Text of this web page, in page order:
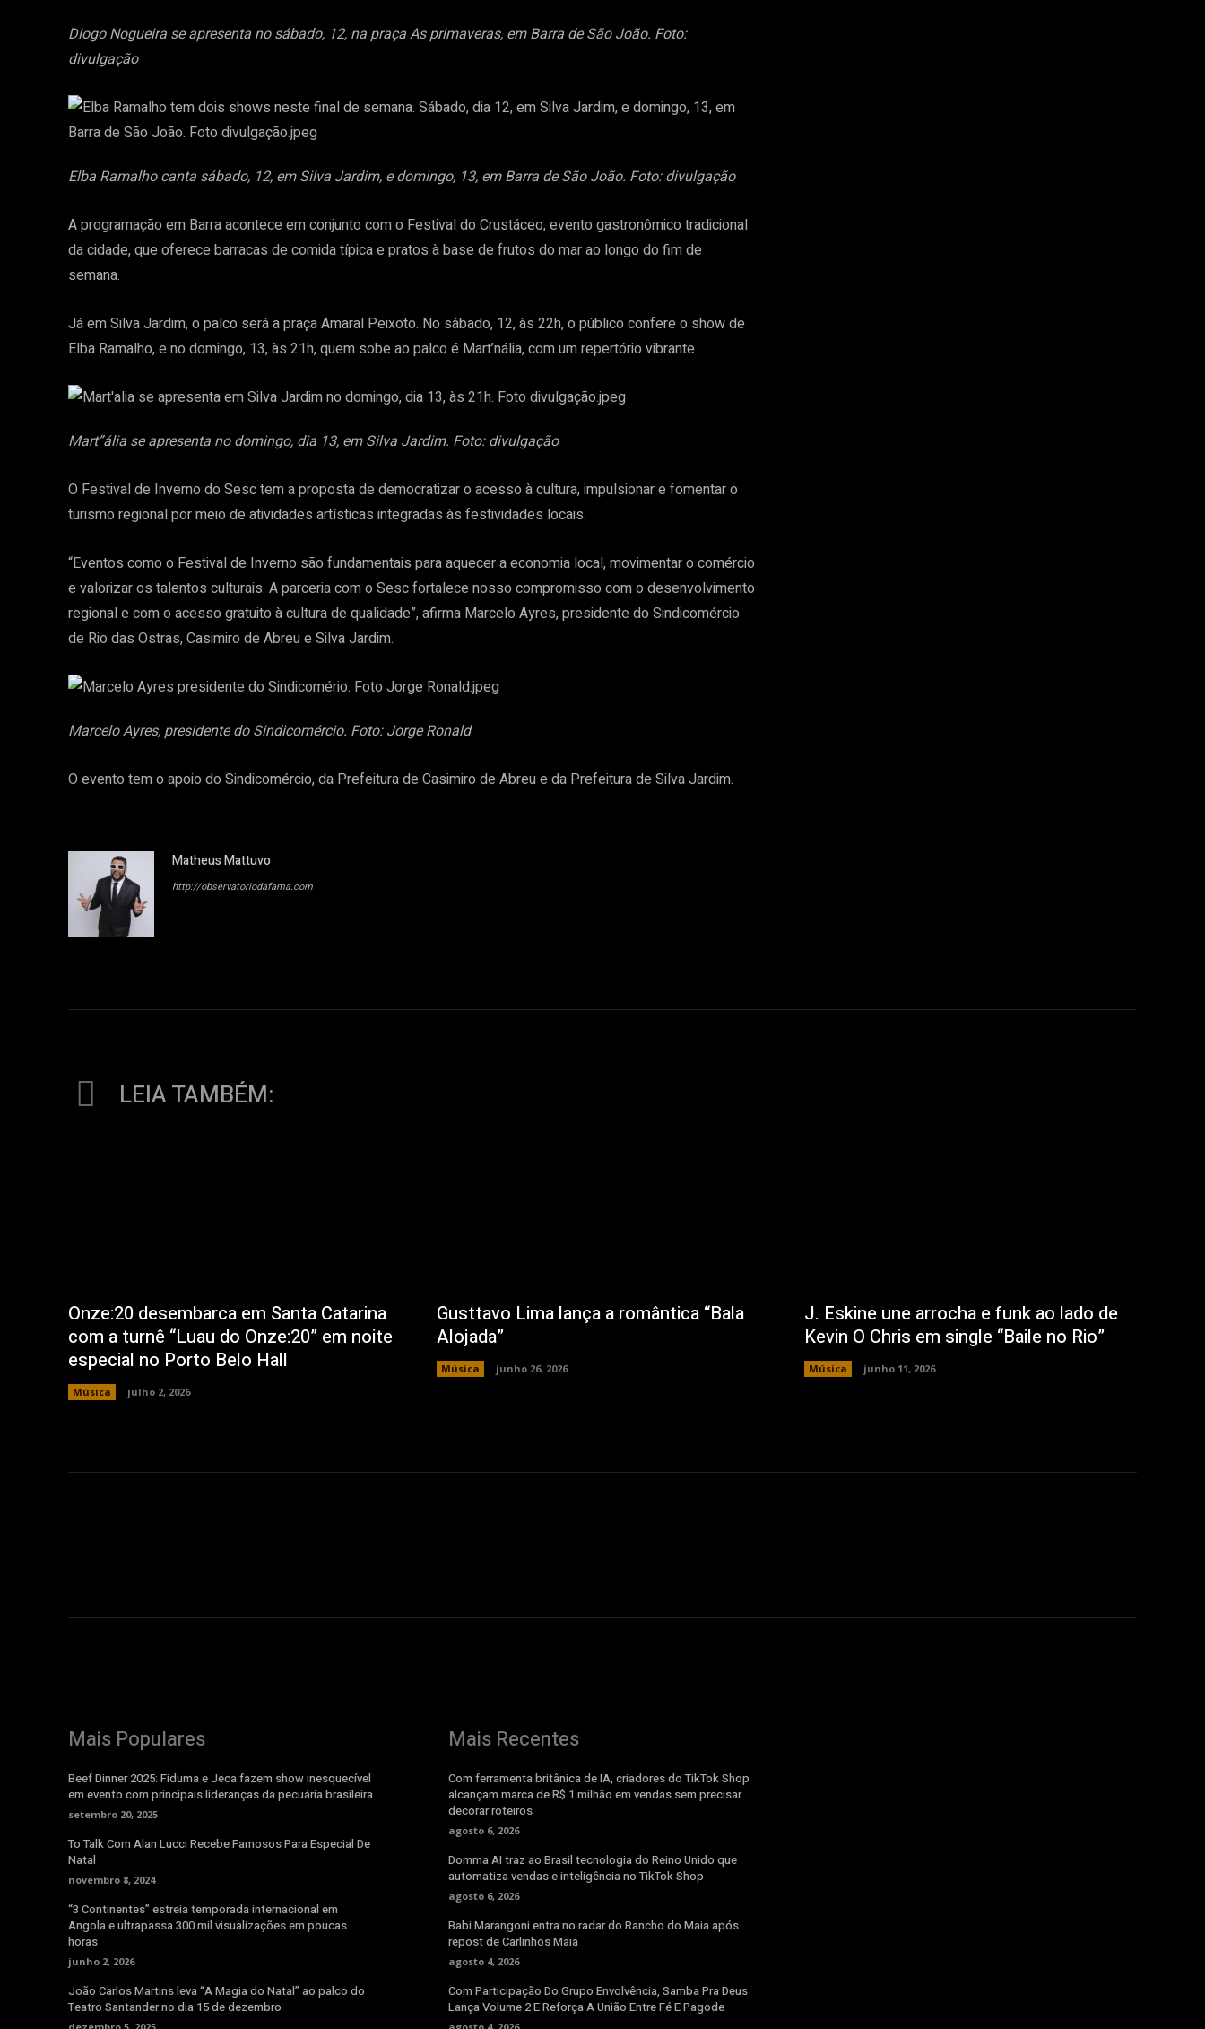
Diogo Nogueira se apresenta no sábado, 12, na praça As primaveras, em Barra de São João. Foto:
divulgação
Elba Ramalho canta sábado, 12, em Silva Jardim, e domingo, 13, em Barra de São João. Foto: divulgação
A programação em Barra acontece em conjunto com o Festival do Crustáceo, evento gastronômico tradicional
da cidade, que oferece barracas de comida típica e pratos à base de frutos do mar ao longo do fim de
semana.
Já em Silva Jardim, o palco será a praça Amaral Peixoto. No sábado, 12, às 22h, o público confere o show de
Elba Ramalho, e no domingo, 13, às 21h, quem sobe ao palco é Mart’nália, com um repertório vibrante.
Mart”ália se apresenta no domingo, dia 13, em Silva Jardim. Foto: divulgação
O Festival de Inverno do Sesc tem a proposta de democratizar o acesso à cultura, impulsionar e fomentar o
turismo regional por meio de atividades artísticas integradas às festividades locais.
“Eventos como o Festival de Inverno são fundamentais para aquecer a economia local, movimentar o comércio
e valorizar os talentos culturais. A parceria com o Sesc fortalece nosso compromisso com o desenvolvimento
regional e com o acesso gratuito à cultura de qualidade”, afirma Marcelo Ayres, presidente do Sindicomércio
de Rio das Ostras, Casimiro de Abreu e Silva Jardim.
Marcelo Ayres, presidente do Sindicomércio. Foto: Jorge Ronald
O evento tem o apoio do Sindicomércio, da Prefeitura de Casimiro de Abreu e da Prefeitura de Silva Jardim.
Matheus Mattuvo
http://observatoriodafama.com
LEIA TAMBÉM:
Onze:20 desembarca em Santa Catarina
com a turnê “Luau do Onze:20” em noite
especial no Porto Belo Hall
Música julho 2, 2026
Gusttavo Lima lança a romântica “Bala
Alojada”
Música junho 26, 2026
J. Eskine une arrocha e funk ao lado de
Kevin O Chris em single “Baile no Rio”
Música junho 11, 2026
Mais Populares
Beef Dinner 2025: Fiduma e Jeca fazem show inesquecível
em evento com principais lideranças da pecuária brasileira
setembro 20, 2025
To Talk Com Alan Lucci Recebe Famosos Para Especial De
Natal
novembro 8, 2024
“3 Continentes” estreia temporada internacional em
Angola e ultrapassa 300 mil visualizações em poucas
horas
junho 2, 2026
João Carlos Martins leva “A Magia do Natal” ao palco do
Teatro Santander no dia 15 de dezembro
Mais Recentes
Com ferramenta britânica de IA, criadores do TikTok Shop
alcançam marca de R$ 1 milhão em vendas sem precisar
decorar roteiros
agosto 6, 2026
Domma AI traz ao Brasil tecnologia do Reino Unido que
automatiza vendas e inteligência no TikTok Shop
agosto 6, 2026
Babi Marangoni entra no radar do Rancho do Maia após
repost de Carlinhos Maia
agosto 4, 2026
Com Participação Do Grupo Envolvência, Samba Pra Deus
Lança Volume 2 E Reforça A União Entre Fé E Pagode